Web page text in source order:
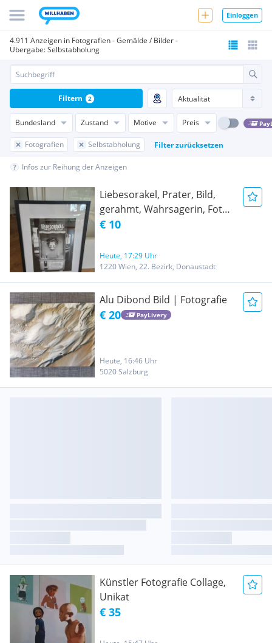
Einloggen
4.911 Anzeigen in Fotografien - Gemälde / Bilder -
Übergabe: Selbstabholung
Bundesland Zustand Motive Preis
Fotografien Selbstabholung Filter zurücksetzen
Filtern 2
Infos zur Reihung der Anzeigen
Liebesorakel, Prater, Bild,
gerahmt, Wahrsagerin, Foto
schwarz weiss
€ 10
Heute, 17:29 Uhr
1220 Wien, 22. Bezirk, Donaustadt
Alu Dibond Bild | Fotografie
€ 20 PayLivery
Heute, 16:46 Uhr
5020 Salzburg
Künstler Fotografie Collage,
Unikat
€ 35